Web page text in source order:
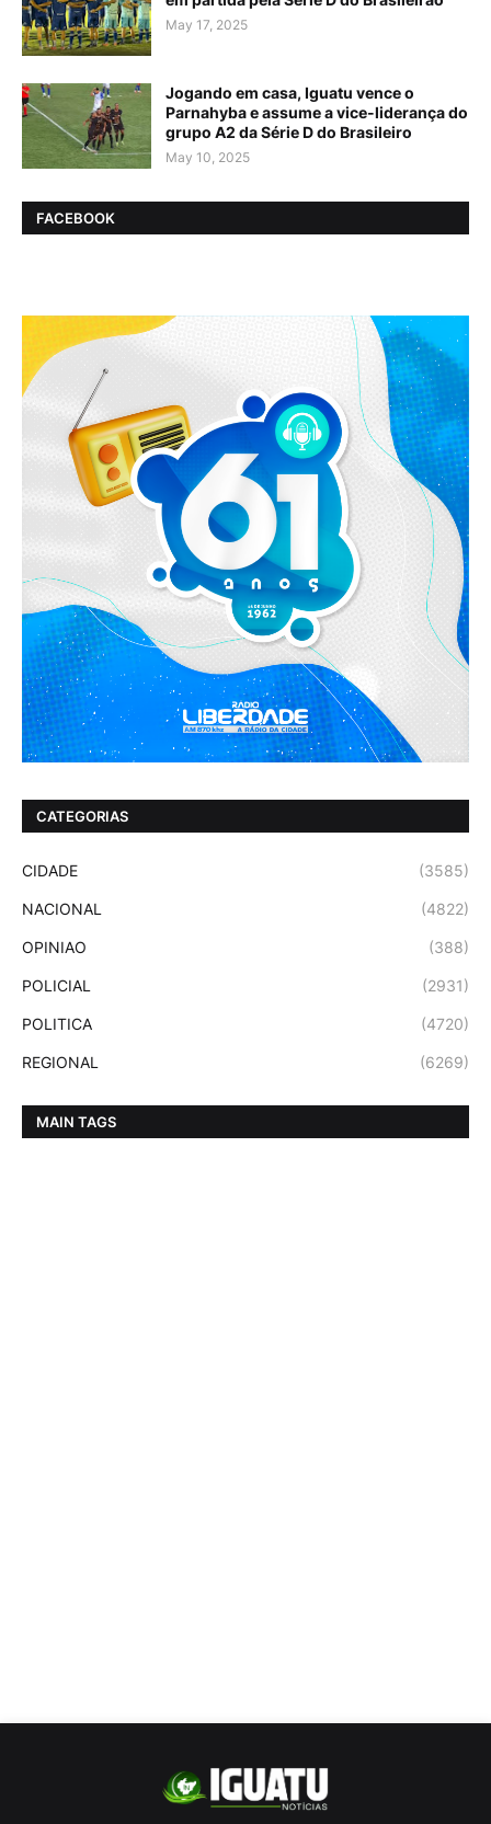
May 17, 2025
Jogando em casa, Iguatu vence o
Parnahyba e assume a vice-liderança do
grupo A2 da Série D do Brasileiro
May 10, 2025
FACEBOOK
CATEGORIAS
CIDADE (3585)
NACIONAL (4822)
OPINIAO (388)
POLICIAL (2931)
POLITICA (4720)
REGIONAL (6269)
MAIN TAGS